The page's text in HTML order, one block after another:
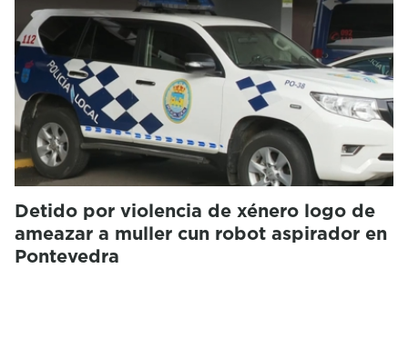
Detido por violencia de xénero logo de
ameazar a muller cun robot aspirador en
Pontevedra